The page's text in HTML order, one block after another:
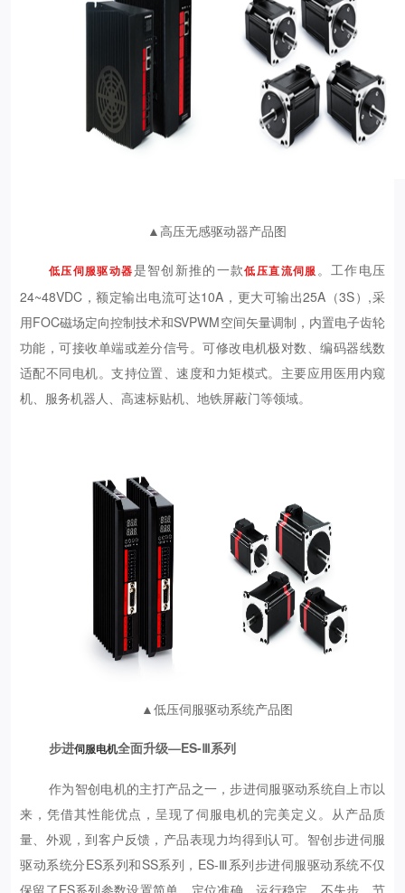
▲高压无感驱动器产品图
低压伺服驱动器是智创新推的一款低压直流伺服 。工作电压
24~48VDC，额定输出电流可达10A，更大可输出25A（3S）,采
用FOC磁场定向控制技术和SVPWM空间矢量调制，内置电子齿轮
功能，可接收单端或差分信号。可修改电机极对数、编码器线数
适配不同电机。支持位置、速度和力矩模式。主要应用医用内窥
机、服务机器人、高速标贴机、地铁屏蔽门等领域。
▲低压伺服驱动系统产品图
步进伺服电机全面升级—ES-Ⅲ系列
作为智创电机的主打产品之一，步进伺服驱动系统自上市以
来，凭借其性能优点，呈现了伺服电机的完美定义。从产品质
量、外观，到客户反馈，产品表现力均得到认可。智创步进伺服
驱动系统分ES系列和SS系列，ES-Ⅲ系列步进伺服驱动系统不仅
保留了ES系列参数设置简单、定位准确、运行稳定、不失步、节